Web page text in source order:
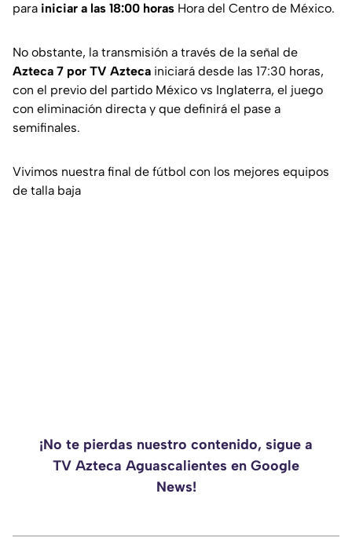
para iniciar a las 18:00 horas Hora del Centro de México.
No obstante, la transmisión a través de la señal de
Azteca 7 por TV Azteca iniciará desde las 17:30 horas,
con el previo del partido México vs Inglaterra, el juego
con eliminación directa y que definirá el pase a
semifinales.
Vivimos nuestra final de fútbol con los mejores equipos
de talla baja
¡No te pierdas nuestro contenido, sigue a
TV Azteca Aguascalientes en Google
News!